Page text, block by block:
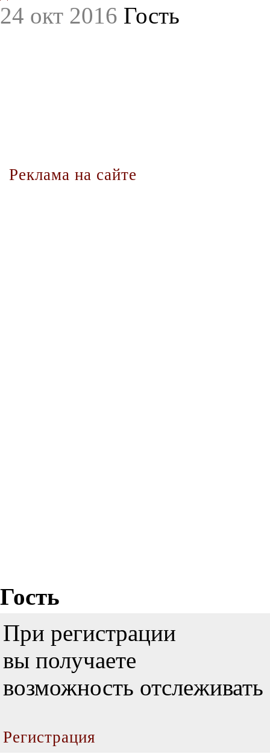
24 окт 2016 Гость
Реклама на сайте
Гость
При регистрации
вы получаете
возможность
Регистрация